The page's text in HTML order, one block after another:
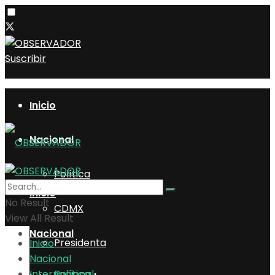
Suscribir
Inicio
Nacional
Política
CDMX
Presidenta
Inicio
Nacional
No Result
View All Result
Inicio
Nacional